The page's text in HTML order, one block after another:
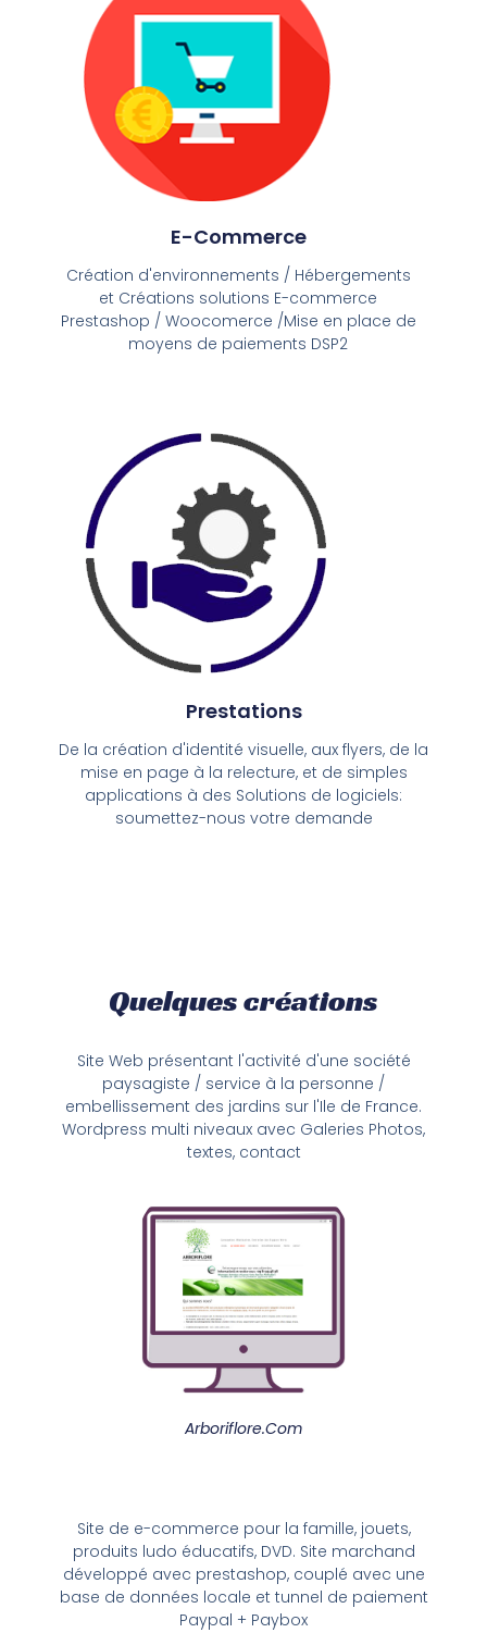
E-Commerce
Création d'environnements / Hébergements
et Créations solutions E-commerce
Prestashop / Woocomerce /Mise en place de
moyens de paiements DSP2
Prestations
De la création d'identité visuelle, aux flyers, de la
mise en page à la relecture, et de simples
applications à des Solutions de logiciels:
soumettez-nous votre demande
Quelques créations
Site Web présentant l'activité d'une société
paysagiste / service à la personne /
embellissement des jardins sur l'Ile de France.
Wordpress multi niveaux avec Galeries Photos,
textes, contact
Arboriflore.com
Site de e-commerce pour la famille, jouets,
produits ludo éducatifs, DVD. Site marchand
développé avec prestashop, couplé avec une
base de données locale et tunnel de paiement
Paypal + Paybox